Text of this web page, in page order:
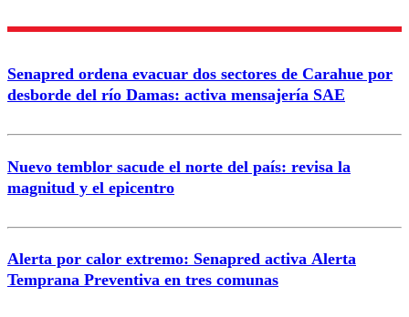
Senapred ordena evacuar dos sectores de Carahue por
desborde del río Damas: activa mensajería SAE
Nuevo temblor sacude el norte del país: revisa la
magnitud y el epicentro
Alerta por calor extremo: Senapred activa Alerta
Temprana Preventiva en tres comunas